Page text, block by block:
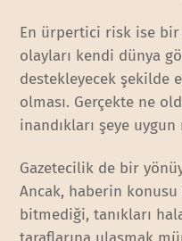
En ürpertici risk ise
olayları kendi dünya
destekleyecek şekilde
olması. Gerçekte ne
inandıkları şeye
Gazetecilik de bir
Ancak, haberin
bitmediği, tanıkları